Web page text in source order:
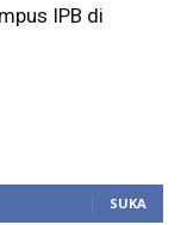
IPB di
SUKA